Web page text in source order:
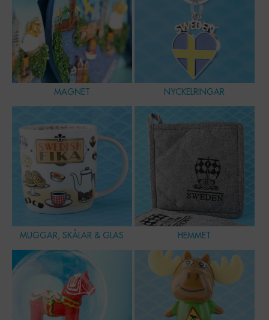
MAGNET NYCKELRINGAR
MUGGAR, SKÅLAR & GLAS HEMMET